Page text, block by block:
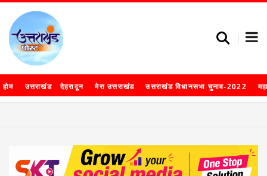
होम उत्तराखंड देहरादून मेरा उत्तराखंड उत्तराखंड विधानसभा चुनाव-2022